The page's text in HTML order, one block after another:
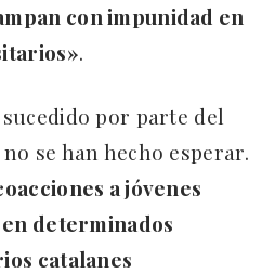
con impunidad en
.
por parte del
se han hecho esperar.
a jóvenes
determinados
catalanes